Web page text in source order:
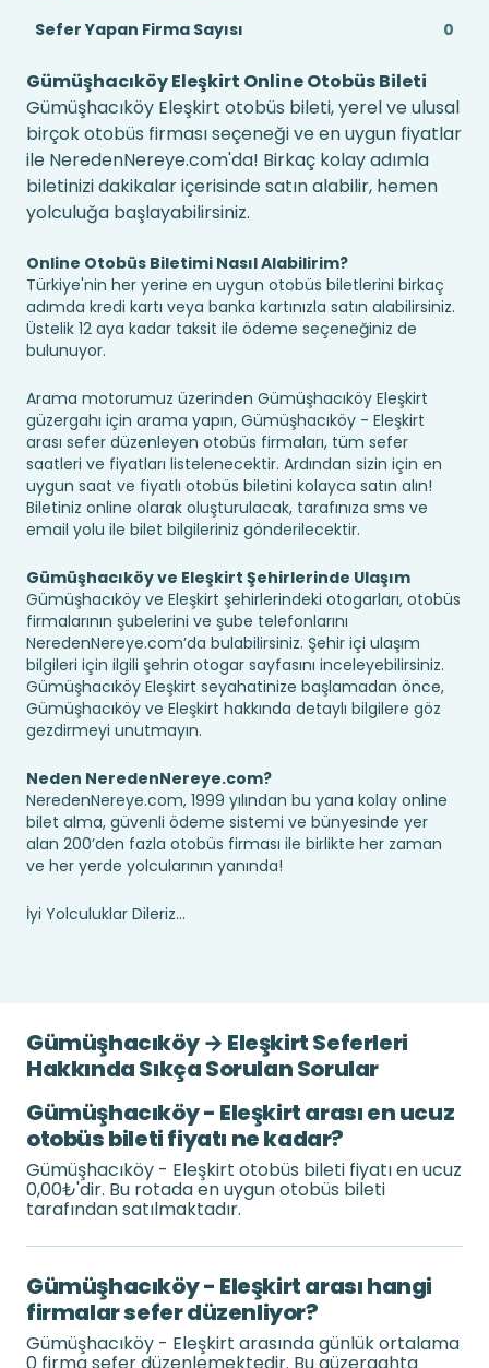
Sefer Yapan Firma Sayısı
0
Gümüşhacıköy Eleşkirt Online Otobüs Bileti
Gümüşhacıköy Eleşkirt otobüs bileti, yerel ve ulusal
birçok otobüs firması seçeneği ve en uygun fiyatlar
ile NeredenNereye.com'da! Birkaç kolay adımla
biletinizi dakikalar içerisinde satın alabilir, hemen
yolculuğa başlayabilirsiniz.
Online Otobüs Biletimi Nasıl Alabilirim?
Türkiye'nin her yerine en uygun otobüs biletlerini birkaç
adımda kredi kartı veya banka kartınızla satın alabilirsiniz.
Üstelik 12 aya kadar taksit ile ödeme seçeneğiniz de
bulunuyor.
Arama motorumuz üzerinden Gümüşhacıköy Eleşkirt
güzergahı için arama yapın, Gümüşhacıköy - Eleşkirt
arası sefer düzenleyen otobüs firmaları, tüm sefer
saatleri ve fiyatları listelenecektir. Ardından sizin için en
uygun saat ve fiyatlı otobüs biletini kolayca satın alın!
Biletiniz online olarak oluşturulacak, tarafınıza sms ve
email yolu ile bilet bilgileriniz gönderilecektir.
Gümüşhacıköy ve Eleşkirt Şehirlerinde Ulaşım
Gümüşhacıköy ve Eleşkirt şehirlerindeki otogarları, otobüs
firmalarının şubelerini ve şube telefonlarını
NeredenNereye.com’da bulabilirsiniz. Şehir içi ulaşım
bilgileri için ilgili şehrin otogar sayfasını inceleyebilirsiniz.
Gümüşhacıköy Eleşkirt seyahatinize başlamadan önce,
Gümüşhacıköy ve Eleşkirt hakkında detaylı bilgilere göz
gezdirmeyi unutmayın.
Neden NeredenNereye.com?
NeredenNereye.com, 1999 yılından bu yana kolay online
bilet alma, güvenli ödeme sistemi ve bünyesinde yer
alan 200’den fazla otobüs firması ile birlikte her zaman
ve her yerde yolcularının yanında!
İyi Yolculuklar Dileriz...
Gümüşhacıköy → Eleşkirt Seferleri
Hakkında Sıkça Sorulan Sorular
Gümüşhacıköy - Eleşkirt arası en ucuz
otobüs bileti fiyatı ne kadar?
Gümüşhacıköy - Eleşkirt otobüs bileti fiyatı en ucuz
0,00₺'dir. Bu rotada en uygun otobüs bileti
tarafından satılmaktadır.
Gümüşhacıköy - Eleşkirt arası hangi
firmalar sefer düzenliyor?
Gümüşhacıköy - Eleşkirt arasında günlük ortalama